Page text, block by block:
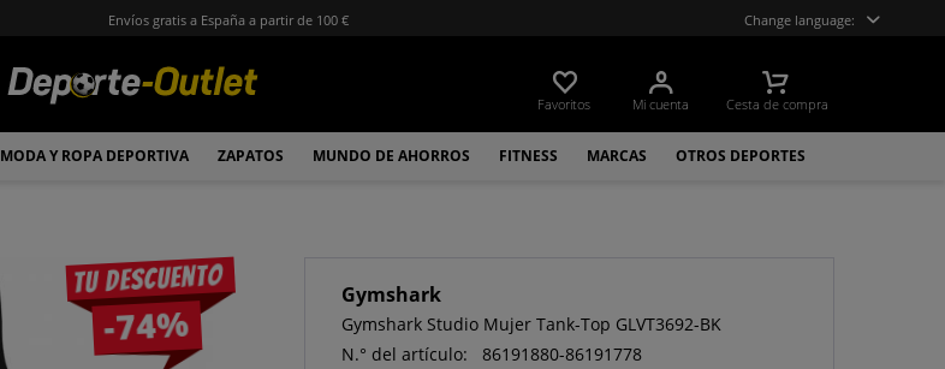
Envíos gratis a España a partir de 100 € Change language:
Favoritos Mi cuenta Cesta de compra
MODA Y ROPA DEPORTIVA ZAPATOS MUNDO DE AHORROS FITNESS MARCAS OTROS DEPORTES
Tu descuento
-74%
Gymshark
Gymshark Studio Mujer Tank-Top GLVT3692-BK
N.° del artículo:
86191880-86191778